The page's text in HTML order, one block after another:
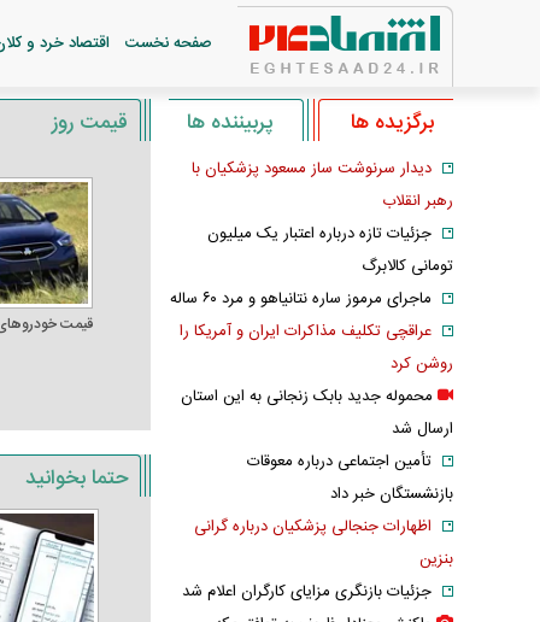
صفحه نخست اقتصاد خرد و
قیمت روز
قیمت
حتما بخوانید
برگزیده ها پربیننده ها
دیدار سرنوشت ساز مسعود پزشکیان با
رهبر انقلاب
جزئیات تازه درباره اعتبار یک میلیون
تومانی کالابرگ
ماجرای مرموز ساره نتانیاهو و مرد ۶۰ ساله
عراقچی تکلیف مذاکرات ایران و آمریکا را
روشن کرد
محموله جدید بابک زنجانی به این استان
ارسال شد
تأمین اجتماعی درباره معوقات
بازنشستگان خبر داد
اظهارات جنجالی پزشکیان درباره گرانی
بنزین
جزئیات بازنگری مزایای کارگران اعلام شد